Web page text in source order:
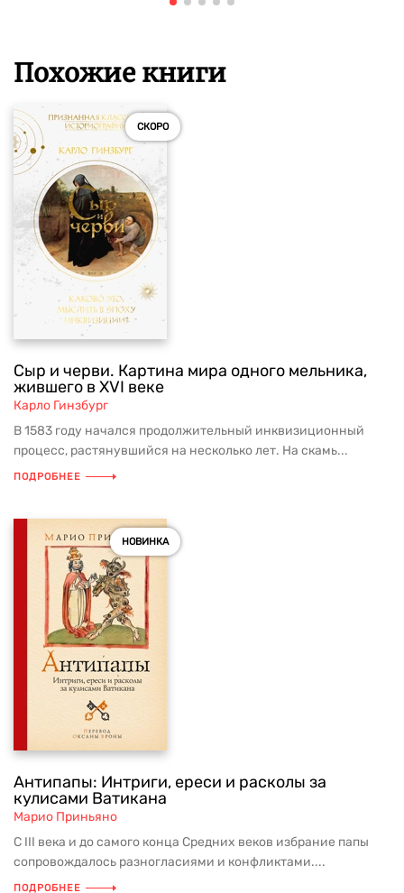
Похожие книги
СКОРО
Сыр и черви. Картина мира одного мельника,
жившего в XVI веке
Карло Гинзбург
В 1583 году начался продолжительный инквизиционный
процесс, растянувшийся на несколько лет. На скамь...
ПОДРОБНЕЕ
НОВИНКА
Антипапы: Интриги, ереси и расколы за
кулисами Ватикана
Марио Приньяно
С III века и до самого конца Средних веков избрание папы
сопровождалось разногласиями и конфликтами....
ПОДРОБНЕЕ